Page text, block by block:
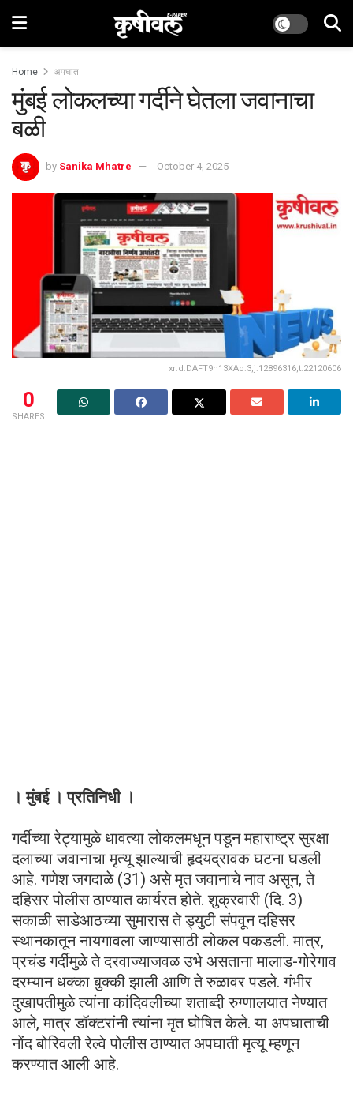
Home अपघात
मुंबई लोकलच्या गर्दीने घेतला जवानाचा
बळी
by Sanika Mhatre October 4, 2025
xr:d:DAFT9h13XAo:3,j:12896316,t:22120606
0
SHARES
। मुंबई । प्रतिनिधी ।
गर्दीच्या रेट्यामुळे धावत्या लोकलमधून पडून महाराष्ट्र सुरक्षा
दलाच्या जवानाचा मृत्यू झाल्याची हृदयद्रावक घटना घडली
आहे. गणेश जगदाळे (31) असे मृत जवानाचे नाव असून, ते
दहिसर पोलीस ठाण्यात कार्यरत होते. शुक्रवारी (दि. 3)
सकाळी साडेआठच्या सुमारास ते ड्युटी संपवून दहिसर
स्थानकातून नायगावला जाण्यासाठी लोकल पकडली. मात्र,
प्रचंड गर्दीमुळे ते दरवाज्याजवळ उभे असताना मालाड-गोरेगाव
दरम्यान धक्का बुक्की झाली आणि ते रुळावर पडले. गंभीर
दुखापतीमुळे त्यांना कांदिवलीच्या शताब्दी रुग्णालयात नेण्यात
आले, मात्र डॉक्टरांनी त्यांना मृत घोषित केले. या अपघाताची
नोंद बोरिवली रेल्वे पोलीस ठाण्यात अपघाती मृत्यू म्हणून
करण्यात आली आहे.